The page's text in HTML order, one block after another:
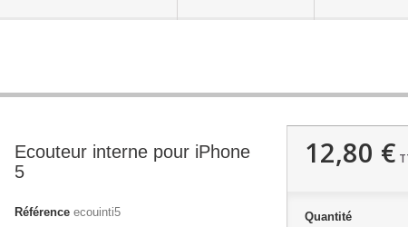
Ecouteur interne pour iPhone
5
Référence ecouinti5
12,80 €
Quantité